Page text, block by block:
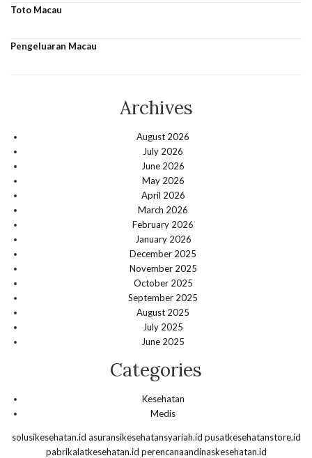
Toto Macau
Pengeluaran Macau
Archives
August 2026
July 2026
June 2026
May 2026
April 2026
March 2026
February 2026
January 2026
December 2025
November 2025
October 2025
September 2025
August 2025
July 2025
June 2025
Categories
Kesehatan
Medis
solusikesehatan.id asuransikesehatansyariah.id pusatkesehatanstore.id
pabrikalatkesehatan.id perencanaandinaskesehatan.id